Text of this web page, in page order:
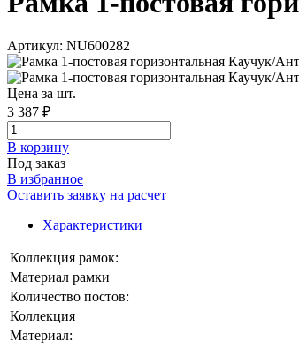
Артикул: NU600282
Цена за шт.
3 387 ₽
В корзинy
Под заказ
В избранное
Оставить заявку на расчет
Характеристики
Коллекция рамок:
Материал рамки
Количество постов:
Коллекция
Материал: